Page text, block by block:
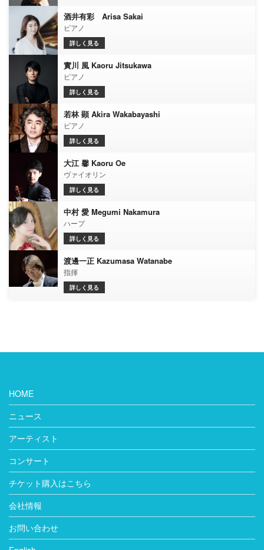
酒井有彩 Arisa Sakai
ピアノ
詳しく見る
實川 風 Kaoru Jitsukawa
ピアノ
詳しく見る
若林 顕 Akira Wakabayashi
ピアノ
詳しく見る
大江 馨 Kaoru Oe
ヴァイオリン
詳しく見る
中村 愛 Megumi Nakamura
ハープ
詳しく見る
渡邊一正 Kazumasa Watanabe
指揮
詳しく見る
HOME
ニュース
アーティスト
コンサート
チケット購入はこちら
会社情報
お問い合わせ